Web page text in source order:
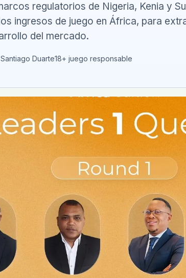
regulatorios de Nigeria, Kenia y
ingresos de juego en África, para
del mercado.
Duarte18+ juego responsable